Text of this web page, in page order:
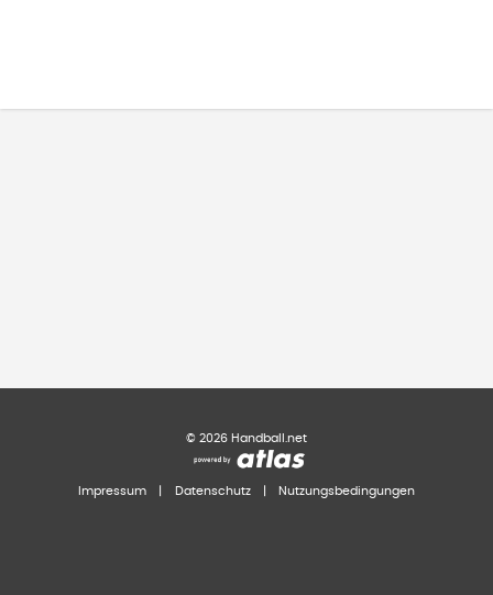
© 2026 Handball.net
Impressum Datenschutz Nutzungsbedingungen